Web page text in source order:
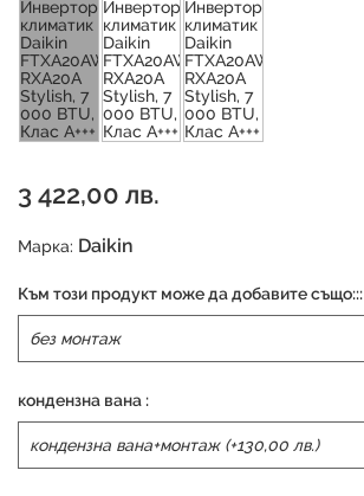
3 422,00 лв.
Марка: Daikin
Към този продукт може да добавите също:::
кондензна вана :